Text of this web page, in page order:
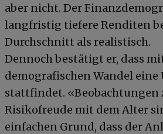
aber nicht. Der
langfristig tiefere Renditen
Durchschnitt als realistisch.
Dennoch bestätigt er, dass
demografischen Wandel
stattfindet. «Beobachtungen
Risikofreude mit dem Alter
einfachen Grund, dass der